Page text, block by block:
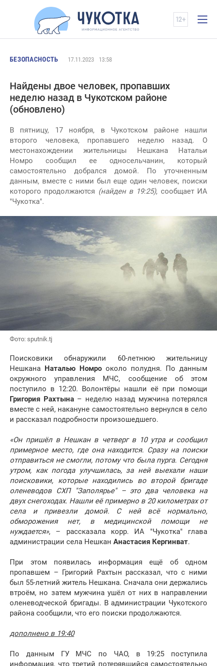
БЕЗОПАСНОСТЬ 17.11.2023 13:58
Найдены двое человек, пропавших
неделю назад в Чукотском районе
(обновлено)
В пятницу, 17 ноября, в Чукотском районе нашли
второго человека, пропавшего неделю назад. О
местонахождении жительницы Нешкана Натальи
Номро сообщил ее односельчанин, который
самостоятельно добрался домой. По уточненным
данным, вместе с ними был еще один человек, поиски
которого продолжаются (найден в 19:25), сообщает ИА
"Чукотка".
Фото: sputnik.tj
Поисковики обнаружили 60-летнюю жительницу
Нешкана
Наталью Номро около полудня. По данным
окружного управления МЧС, сообщение об этом
поступило в 12:20. Волонтёры нашли её при помощи
Григория Рахтына– неделю назад мужчина потерялся
вместе с ней, накануне самостоятельно вернулся в село
и рассказал подробности произошедшего.
«Он пришёл в Нешкан в четверг в 10 утра и сообщил
примерное место, где она находится. Сразу на поиски
отправиться не смогли, потому что была пурга. Сегодня
утром, как погода улучшилась, за ней выехали наши
поисковики, которые находились во второй бригаде
оленеводов СХП "Заполярье" – это два человека на
двух снегоходах. Нашли её примерно в 20 километрах от
села и привезли домой. С ней всё нормально,
обморожения нет, в медицинской помощи не
нуждается», – рассказала корр. ИА "Чукотка" глава
администрации села Нешкан Анастасия Кергинват.
При этом появилась информация ещё об одном
пропавшем – Григорий Рахтын рассказал, что с ними
был 55-летний житель Нешкана. Сначала они держались
втроём, но затем мужчина ушёл от них в направлении
оленеводческой бригады. В администрации Чукотского
района сообщили, что его поиски продолжаются.
дополнено в 19:40
По данным ГУ МЧС по ЧАО, в 19:25 поступила